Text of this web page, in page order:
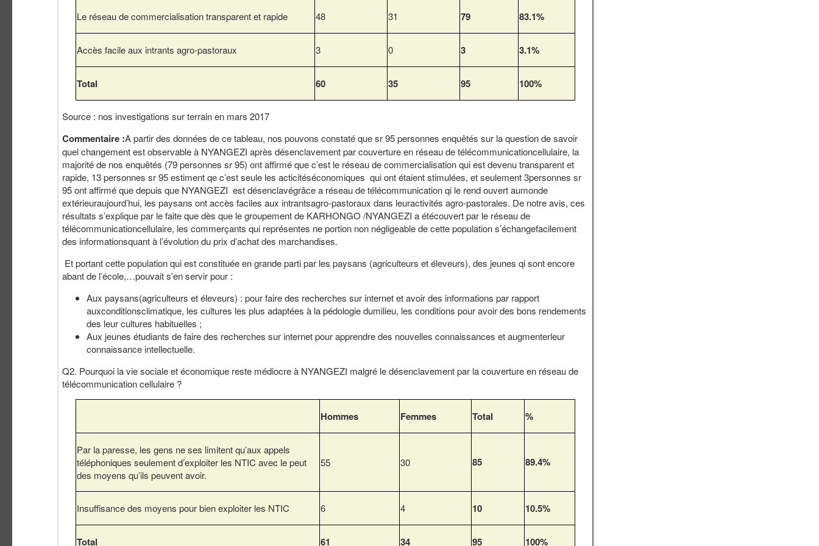
Le réseau de commercialisation transparent et rapide 48 31 79 83.1%
Accès facile aux intrants agro-pastoraux 3 0 3 3.1%
Total 60 35 95 100%
Source : nos investigations sur terrain en mars 2017
Commentaire :A partir des données de ce tableau, nos pouvons constaté que sr 95 personnes enquêtés sur la question de savoir
quel changement est observable à NYANGEZI après désenclavement par couverture en réseau de télécommunicationcellulaire, la
majorité de nos enquêtés (79 personnes sr 95) ont affirmé que c’est le réseau de commercialisation qui est devenu transparent et
rapide, 13 personnes sr 95 estiment qe c’est seule les acticitéséconomiques qui ont étaient stimulées, et seulement 3personnes sr
95 ont affirmé que depuis que NYANGEZI est désenclavégrâce a réseau de télécommunication qi le rend ouvert aumonde
extérieuraujourd’hui, les paysans ont accès faciles aux intrantsagro-pastoraux dans leuractivités agro-pastorales. De notre avis, ces
résultats s’explique par le faite que dès que le groupement de KARHONGO /NYANGEZI a étécouvert par le réseau de
télécommunicationcellulaire, les commerçants qui représentes ne portion non négligeable de cette population s’échangefacilement
des informationsquant à l’évolution du prix d’achat des marchandises.
Et portant cette population qui est constituée en grande parti par les paysans (agriculteurs et éleveurs), des jeunes qi sont encore
abant de l’école,…pouvait s’en servir pour :
Aux paysans(agriculteurs et éleveurs) : pour faire des recherches sur internet et avoir des informations par rapport
auxconditionsclimatique, les cultures les plus adaptées à la pédologie dumilieu, les conditions pour avoir des bons rendements
des leur cultures habituelles ;
Aux jeunes étudiants de faire des recherches sur internet pour apprendre des nouvelles connaissances et augmenterleur
connaissance intellectuelle.
Q2. Pourquoi la vie sociale et économique reste médiocre à NYANGEZI malgré le désenclavement par la couverture en réseau de
télécommunication cellulaire ?
Hommes Femmes Total %
Par la paresse, les gens ne ses limitent qu’aux appels
téléphoniques seulement d’exploiter les NTIC avec le peut
des moyens qu’ils peuvent avoir.
55 30 85 89.4%
Insuffisance des moyens pour bien exploiter les NTIC 6 4 10 10.5%
Total 61 34 95 100%